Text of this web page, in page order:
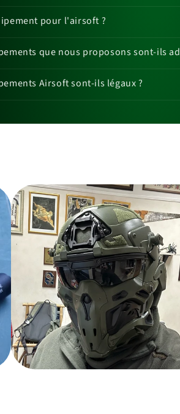
pour l'airsoft ?
que nous proposons sont-ils
Airsoft sont-ils légaux ?